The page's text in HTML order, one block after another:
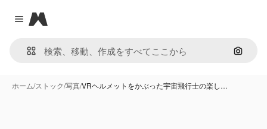
Close menu
Magnific
画像で
ホーム/ストック/写真/VRヘルメットをかぶった宇宙飛行士の楽し…